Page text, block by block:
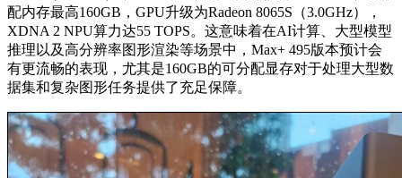
配内存最高160GB，GPU升级为Radeon 8065S（3.0GHz），
XDNA 2 NPU算力达55 TOPS。这意味着在AI计算、大型模型
推理以及高分辨率图形渲染等场景中，Max+ 495版本预计会
有更流畅的表现，尤其是160GB的可分配显存对于处理大型数
据集和复杂图形任务提供了充足保障。